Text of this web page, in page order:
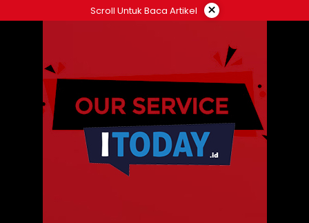
ke
Scroll Untuk Baca Artikel ×